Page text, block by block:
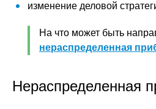
изменение деловой
На что может быть
нераспределенная
Нераспределенная